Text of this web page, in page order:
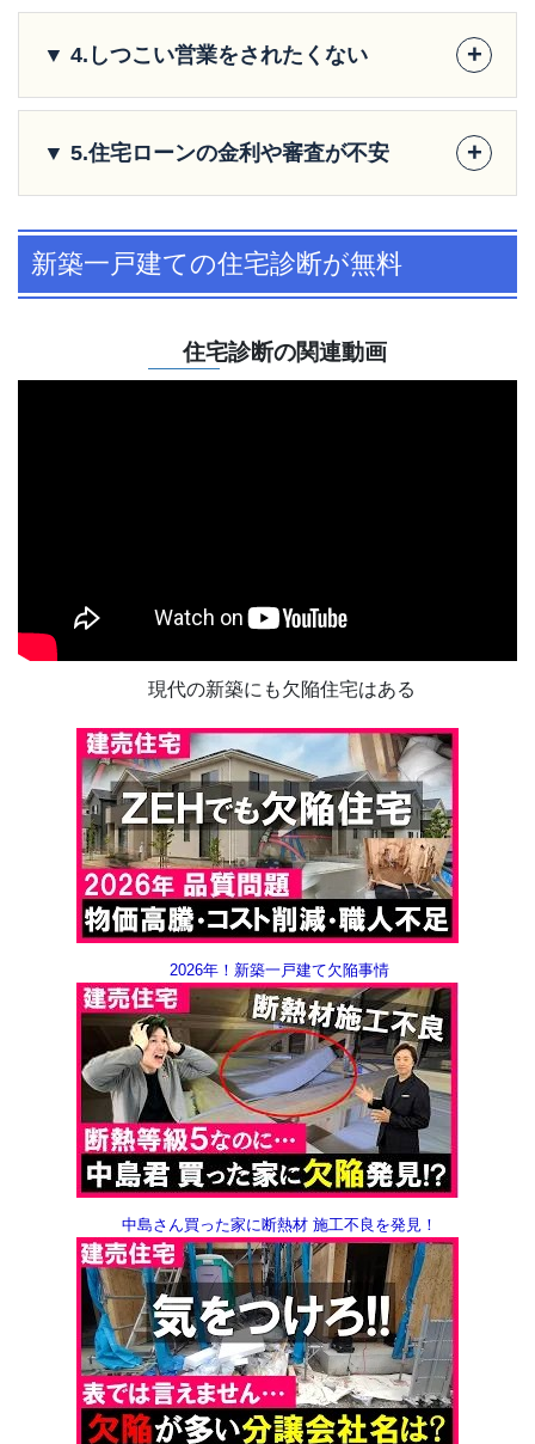
▼ 4.しつこい営業をされたくない +
▼ 5.住宅ローンの金利や審査が不安 +
新築一戸建ての住宅診断が無料
住宅診断の関連動画
現代の新築にも欠陥住宅はある
2026年！新築一戸建て欠陥事情
中島さん買った家に断熱材 施工不良を発見！